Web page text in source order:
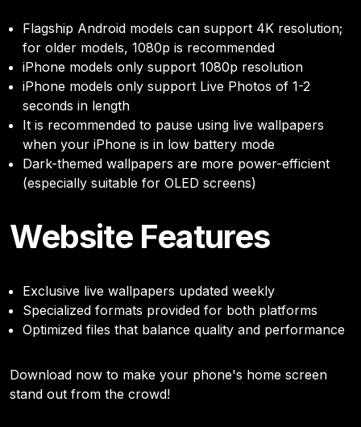
Flagship Android models can support 4K resolution;
for older models, 1080p is recommended
iPhone models only support 1080p resolution
iPhone models only support Live Photos of 1-2
seconds in length
It is recommended to pause using live wallpapers
when your iPhone is in low battery mode
Dark-themed wallpapers are more power-efficient
(especially suitable for OLED screens)
Website Features
Exclusive live wallpapers updated weekly
Specialized formats provided for both platforms
Optimized files that balance quality and performance
Download now to make your phone's home screen
stand out from the crowd!